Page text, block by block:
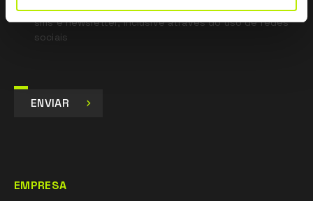
comunicações comerciais e promocionais, por e-mail,
sms e newsletter, inclusive através do uso de redes
sociais
ENVIAR
EMPRESA